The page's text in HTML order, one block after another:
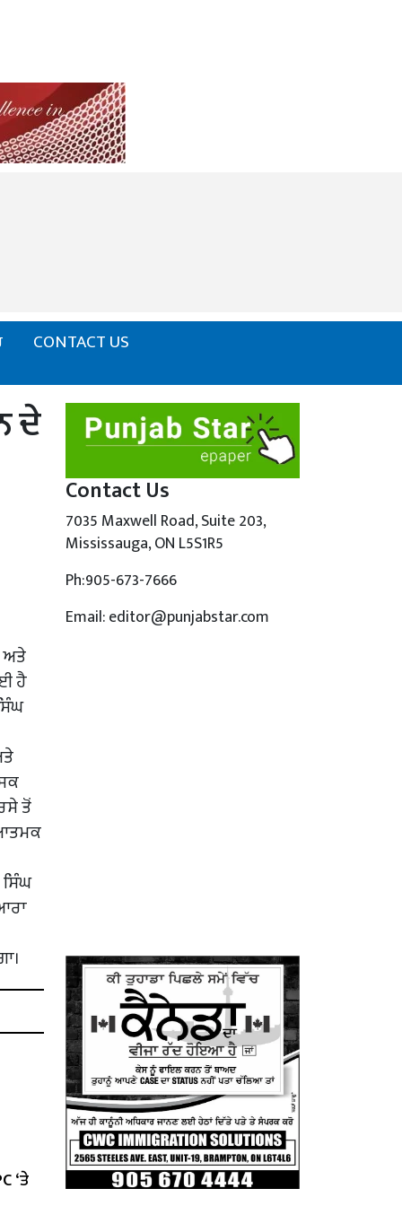
CONTACT US
ਦੇ
ਅਤੇ
ਹੈ
ਤੋਂ
‘ਤੇ
Contact Us
7035 Maxwell Road, Suite 203,
Mississauga, ON L5S1R5
Ph:905-673-7666
Email: editor@punjabstar.com